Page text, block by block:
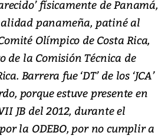
físicamente de Panamá,
panameña, patiné al
Olímpico de Costa Rica,
la Comisión Técnica de
Barrera fue ‘DT’ de los ‘JCA’
porque estuve presente en
JB del 2012, durante el
la ODEBO, por no cumplir a